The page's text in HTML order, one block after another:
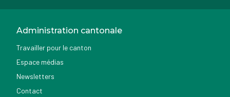
Administration cantonale
Travailler pour le canton
Espace médias
Newsletters
Contact